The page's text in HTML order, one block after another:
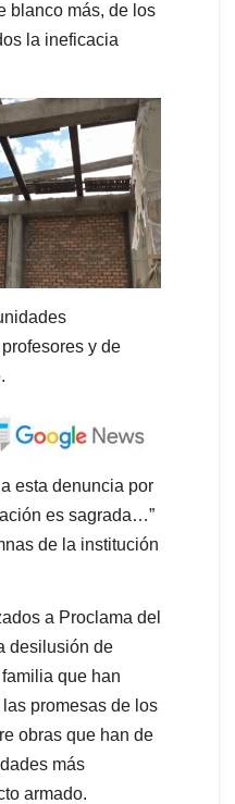
blanco más, de los
la ineficacia
y de
esta denuncia por
es sagrada…”
de la institución
a Proclama del
desilusión de
que han
promesas de los
obras que han de
más
armado.